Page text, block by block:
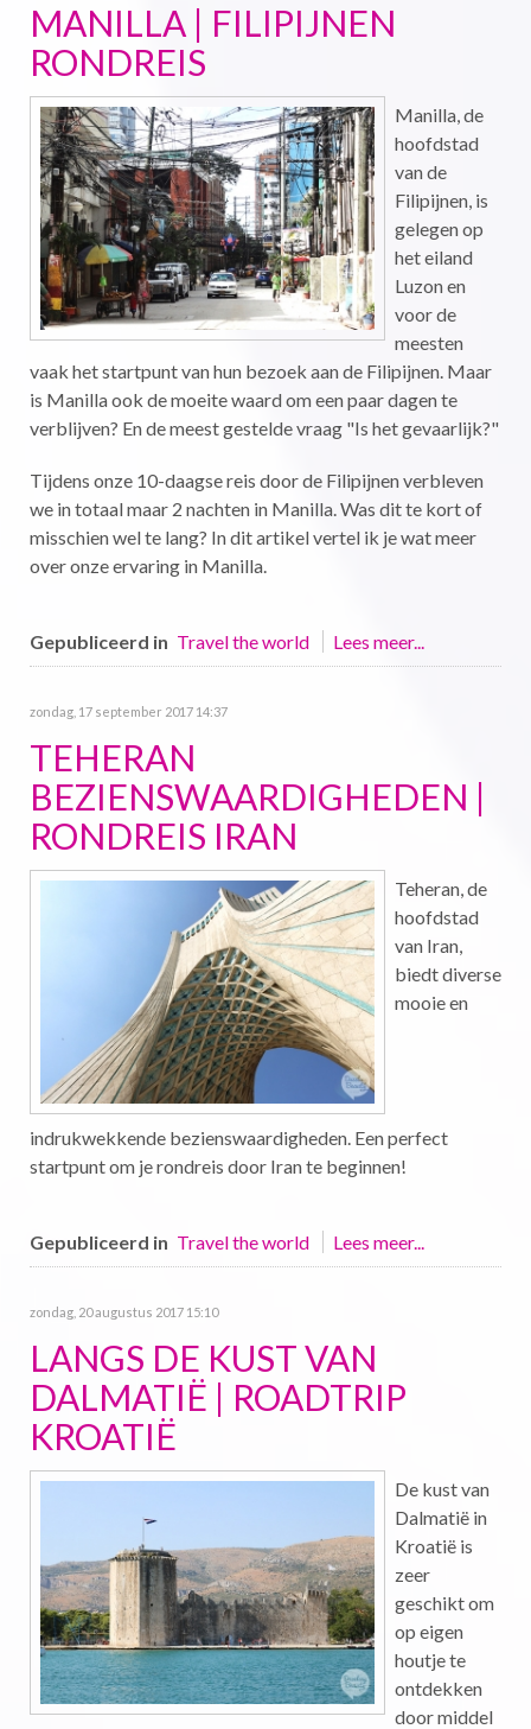
MANILLA | FILIPIJNEN
RONDREIS
Manilla, de
hoofdstad
van de
Filipijnen, is
gelegen op
het eiland
Luzon en
voor de
meesten
vaak het startpunt van hun bezoek aan de Filipijnen. Maar
is Manilla ook de moeite waard om een paar dagen te
verblijven? En de meest gestelde vraag "Is het gevaarlijk?"
Tijdens onze 10-daagse reis door de Filipijnen verbleven
we in totaal maar 2 nachten in Manilla. Was dit te kort of
misschien wel te lang? In dit artikel vertel ik je wat meer
over onze ervaring in Manilla.
Gepubliceerd in Travel the world Lees meer...
zondag, 17 september 2017 14:37
TEHERAN
BEZIENSWAARDIGHEDEN |
RONDREIS IRAN
Teheran, de
hoofdstad
van Iran,
biedt diverse
mooie en
indrukwekkende bezienswaardigheden. Een perfect
startpunt om je rondreis door Iran te beginnen!
Gepubliceerd in Travel the world Lees meer...
zondag, 20 augustus 2017 15:10
LANGS DE KUST VAN
DALMATIË | ROADTRIP
KROATIË
De kust van
Dalmatië in
Kroatië is
zeer
geschikt om
op eigen
houtje te
ontdekken
door middel